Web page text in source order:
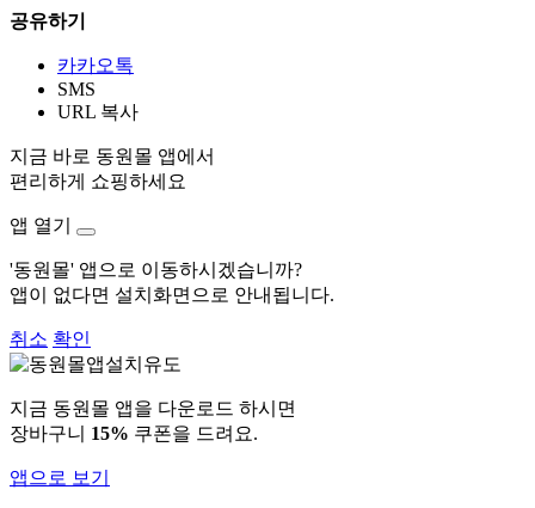
공유하기
카카오톡
SMS
URL 복사
지금 바로 동원몰 앱에서
편리하게 쇼핑하세요
앱 열기
'동원몰' 앱으로 이동하시겠습니까?
앱이 없다면 설치화면으로 안내됩니다.
취소 확인
지금 동원몰 앱을 다운로드 하시면
장바구니 15% 쿠폰을 드려요.
앱으로 보기